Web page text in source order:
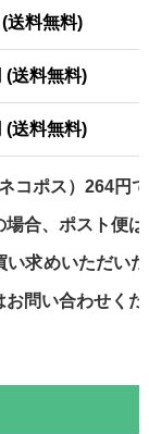
送料無料)
(送料無料)
(送料無料)
コポス）264円
合、ポスト便
求めいただい
お問い合わせく